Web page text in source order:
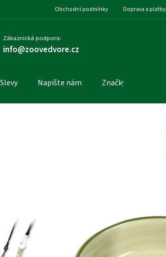
Obchodní podmínky Doprava a platby
Zákaznická podpora:
info@zoovedvore.cz
Slevy Napište nám Značky